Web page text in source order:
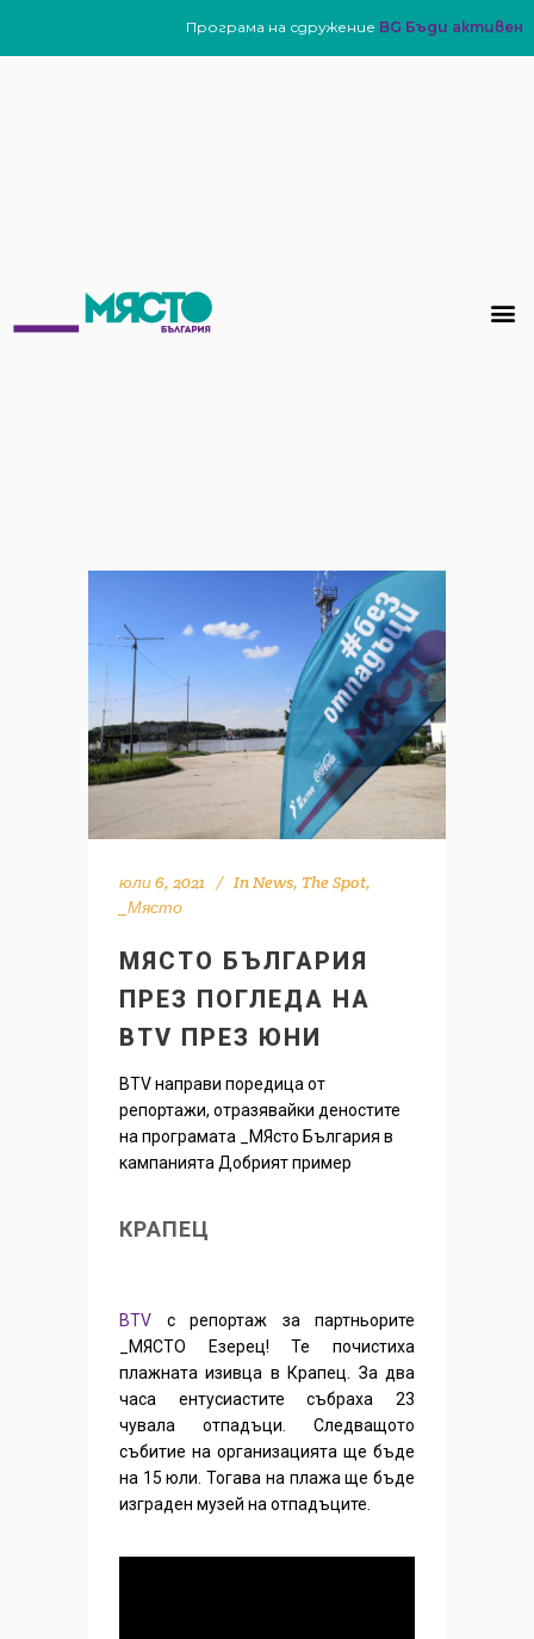
Програма на сдружение BG Бъди активен
юли 6, 2021 InNews, The Spot,
_Място
МЯСТО БЪЛГАРИЯ
ПРЕЗ ПОГЛЕДА НА
BTV ПРЕЗ ЮНИ
BTV направи поредица от
репортажи, отразявайки деностите
на програмата _МЯсто България в
кампанията Добрият пример
КРАПЕЦ
BTV с репортаж за партньорите
_МЯСТО Езерец! Те почистиха
плажната изивца в Крапец. За два
часа ентусиастите събраха 23
чувала отпадъци. Следващото
събитие на организацията ще бъде
на 15 юли. Тогава на плажа ще бъде
изграден музей на отпадъците.